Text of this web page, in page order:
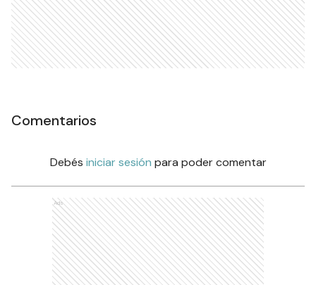
Comentarios
Debés iniciar sesión para poder comentar
Ads